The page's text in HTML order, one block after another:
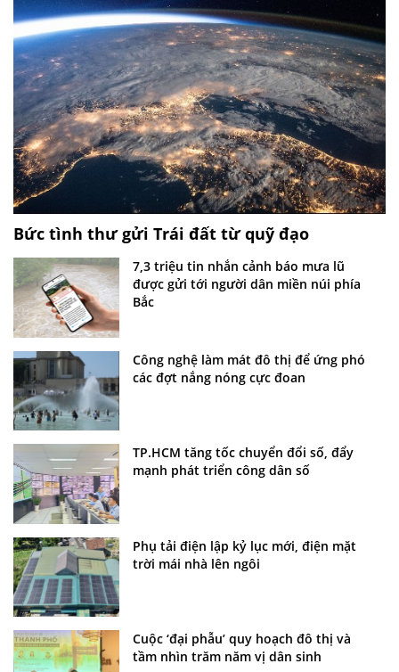
Bức tình thư gửi Trái đất từ quỹ đạo
7,3 triệu tin nhắn cảnh báo mưa lũ
được gửi tới người dân miền núi phía
Bắc
Công nghệ làm mát đô thị để ứng phó
các đợt nắng nóng cực đoan
TP.HCM tăng tốc chuyển đổi số, đẩy
mạnh phát triển công dân số
Phụ tải điện lập kỷ lục mới, điện mặt
trời mái nhà lên ngôi
Cuộc ‘đại phẫu’ quy hoạch đô thị và
tầm nhìn trăm năm vị dân sinh